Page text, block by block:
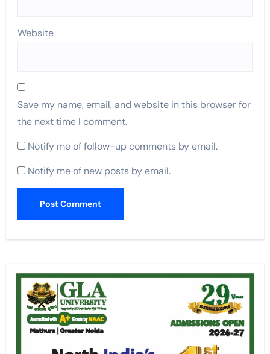
Website
Save my name, email, and website in this browser for
the next time I comment.
Notify me of follow-up comments by email.
Notify me of new posts by email.